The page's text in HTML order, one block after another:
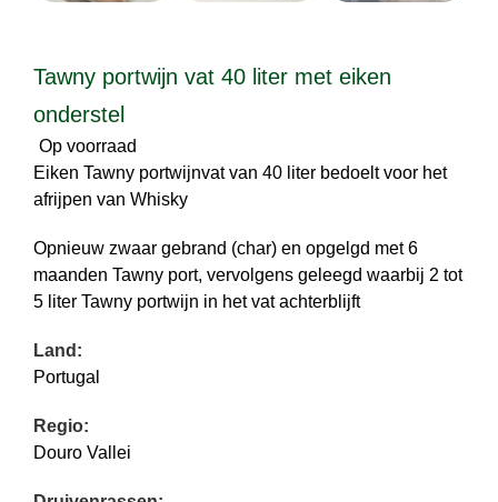
Tawny portwijn vat 40 liter met eiken
onderstel
Op voorraad
Eiken Tawny portwijnvat van 40 liter bedoelt voor het
afrijpen van Whisky
Opnieuw zwaar gebrand (char) en opgelgd met 6
maanden Tawny port, vervolgens geleegd waarbij 2 tot
5 liter Tawny portwijn in het vat achterblijft
Land:
Portugal
Regio:
Douro Vallei